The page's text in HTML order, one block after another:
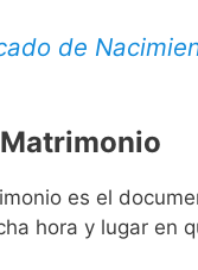
de
es el
hora y lugar en